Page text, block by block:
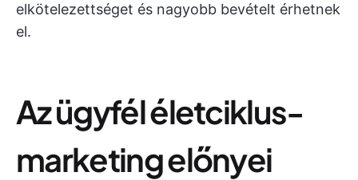
elkötelezettséget és nagyobb bevételt érhetnek
el.
Az ügyfél életciklus-
marketing előnyei